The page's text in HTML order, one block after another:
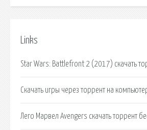
Links
Star Wars: Battlefront 2 (2017) скачать
Скачать игры через торрент на
Лего Марвел Avengers скачать торрент